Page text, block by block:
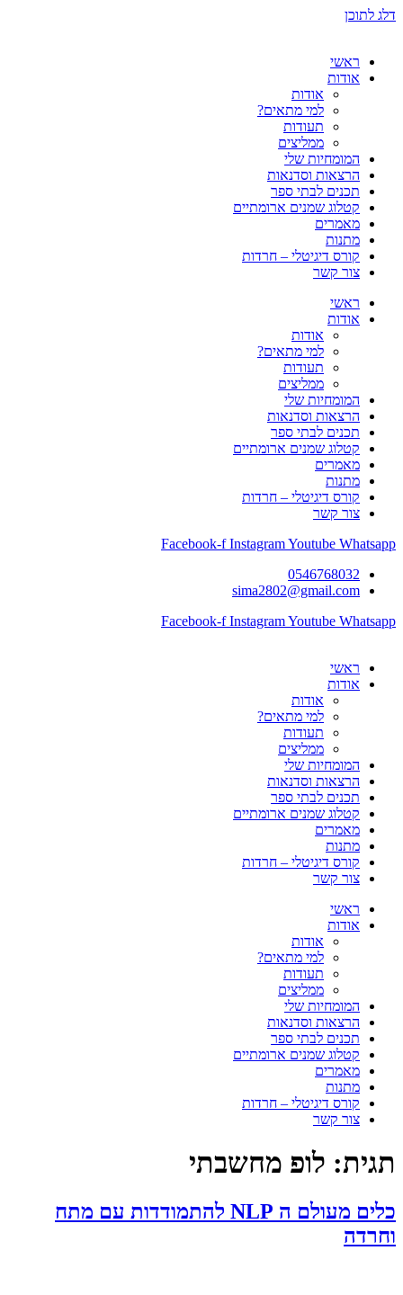
דלג לתוכן
ראשי
אודות
אודות
למי מתאים?
תעודות
ממליצים
המומחיות שלי
הרצאות וסדנאות
תכנים לבתי ספר
קטלוג שמנים ארומתיים
מאמרים
מתנות
קורס דיגיטלי – חרדות
צור קשר
ראשי
אודות
אודות
למי מתאים?
תעודות
ממליצים
המומחיות שלי
הרצאות וסדנאות
תכנים לבתי ספר
קטלוג שמנים ארומתיים
מאמרים
מתנות
קורס דיגיטלי – חרדות
צור קשר
Facebook-f InstagramYoutube Whatsapp
0546768032
sima2802@gmail.com
Facebook-f InstagramYoutube Whatsapp
ראשי
אודות
אודות
למי מתאים?
תעודות
ממליצים
המומחיות שלי
הרצאות וסדנאות
תכנים לבתי ספר
קטלוג שמנים ארומתיים
מאמרים
מתנות
קורס דיגיטלי – חרדות
צור קשר
ראשי
אודות
אודות
למי מתאים?
תעודות
ממליצים
המומחיות שלי
הרצאות וסדנאות
תכנים לבתי ספר
קטלוג שמנים ארומתיים
מאמרים
מתנות
קורס דיגיטלי – חרדות
צור קשר
תגית: לופ מחשבתי
כלים מעולם ה NLP להתמודדות עם מתח
וחרדה